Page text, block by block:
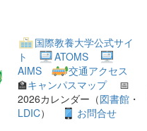
国際教養大学公式サイ
ト
ATOMS
AIMS
交通アクセス
🏫キャンパスマップ📅
2026カレンダー（図書館 ・
LDIC） お問合せ